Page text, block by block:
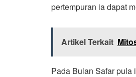
pertempuran ia dapat
Artikel Terkait
Pada Bulan Safar pula